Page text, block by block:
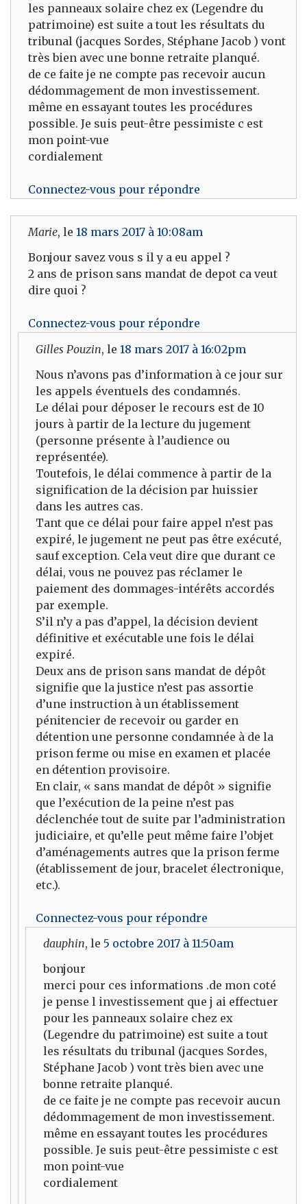
les panneaux solaire chez ex (Legendre du
patrimoine) est suite a tout les résultats du
tribunal (jacques Sordes, Stéphane Jacob ) vont
très bien avec une bonne retraite planqué.
de ce faite je ne compte pas recevoir aucun
dédommagement de mon investissement.
même en essayant toutes les procédures
possible. Je suis peut-être pessimiste c est
mon point-vue
cordialement
Connectez-vous pour répondre
Marie, le 18 mars 2017 à 10:08am
Bonjour savez vous s il y a eu appel ?
2 ans de prison sans mandat de depot ca veut
dire quoi ?
Connectez-vous pour répondre
Gilles Pouzin, le 18 mars 2017 à 16:02pm
Nous n’avons pas d’information à ce jour sur
les appels éventuels des condamnés.
Le délai pour déposer le recours est de 10
jours à partir de la lecture du jugement
(personne présente à l’audience ou
représentée).
Toutefois, le délai commence à partir de la
signification de la décision par huissier
dans les autres cas.
Tant que ce délai pour faire appel n’est pas
expiré, le jugement ne peut pas être exécuté,
sauf exception. Cela veut dire que durant ce
délai, vous ne pouvez pas réclamer le
paiement des dommages-intérêts accordés
par exemple.
S’il n’y a pas d’appel, la décision devient
définitive et exécutable une fois le délai
expiré.
Deux ans de prison sans mandat de dépôt
signifie que la justice n’est pas assortie
d’une instruction à un établissement
pénitencier de recevoir ou garder en
détention une personne condamnée à de la
prison ferme ou mise en examen et placée
en détention provisoire.
En clair, « sans mandat de dépôt » signifie
que l’exécution de la peine n’est pas
déclenchée tout de suite par l’administration
judiciaire, et qu’elle peut même faire l’objet
d’aménagements autres que la prison ferme
(établissement de jour, bracelet électronique,
etc.).
Connectez-vous pour répondre
dauphin, le 5 octobre 2017 à 11:50am
bonjour
merci pour ces informations .de mon coté
je pense l investissement que j ai effectuer
pour les panneaux solaire chez ex
(Legendre du patrimoine) est suite a tout
les résultats du tribunal (jacques Sordes,
Stéphane Jacob ) vont très bien avec une
bonne retraite planqué.
de ce faite je ne compte pas recevoir aucun
dédommagement de mon investissement.
même en essayant toutes les procédures
possible. Je suis peut-être pessimiste c est
mon point-vue
cordialement